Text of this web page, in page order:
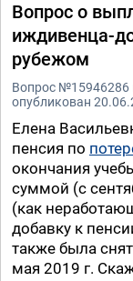
Вопрос о
иждивенца-
рубежом
Вопрос №15946286
опубликован
Елена
пенсия по
окончания
суммой (с
(как
добавку к
также была
мая 2019 г.